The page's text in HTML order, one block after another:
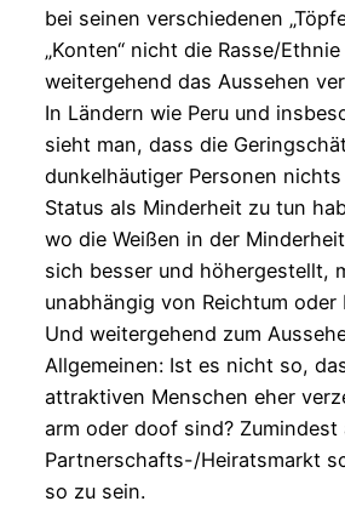
bei seinen verschiedenen
„Konten“ nicht die Rasse/
weitergehend das Aussehen
In Ländern wie Peru und
sieht man, dass die
dunkelhäutiger Personen
Status als Minderheit zu tun
wo die Weißen in der
sich besser und höhergestellt,
unabhängig von Reichtum oder
Und weitergehend zum
Allgemeinen: Ist es nicht so,
attraktiven Menschen eher
arm oder doof sind? Zumindest
Partnerschafts-/Heiratsmarkt
so zu sein.